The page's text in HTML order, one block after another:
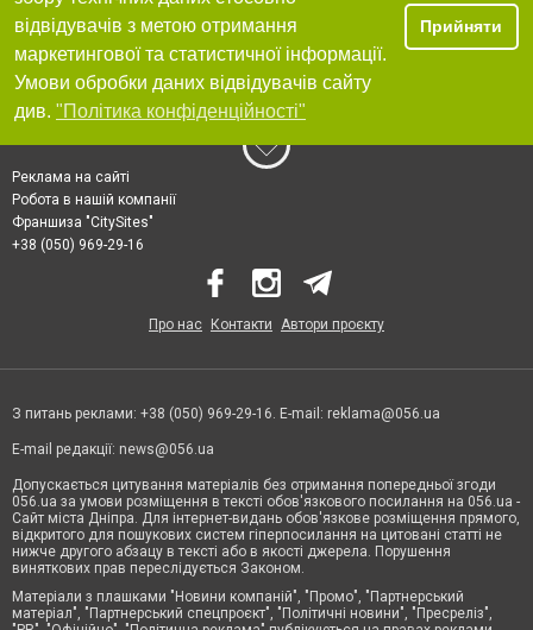
відвідувачів з метою отримання
маркетингової та статистичної інформації.
Умови обробки даних відвідувачів сайту
див. "Політика конфіденційності"
Прийняти
Реклама на сайті
Робота в нашій компанії
Франшиза "CitySites"
+38 (050) 969-29-16
Про нас Контакти Автори проєкту
З питань реклами: +38 (050) 969-29-16. E-mail: reklama@056.ua
E-mail редакції: news@056.ua
Допускається цитування матеріалів без отримання попередньої згоди
056.ua за умови розміщення в тексті обов'язкового посилання на 056.ua -
Сайт міста Дніпра. Для інтернет-видань обов'язкове розміщення прямого,
відкритого для пошукових систем гіперпосилання на цитовані статті не
нижче другого абзацу в тексті або в якості джерела. Порушення
виняткових прав переслідується Законом.
Матеріали з плашками "Новини компаній", "Промо", "Партнерський
матеріал", "Партнерський спецпроєкт", "Політичні новини", "Пресреліз",